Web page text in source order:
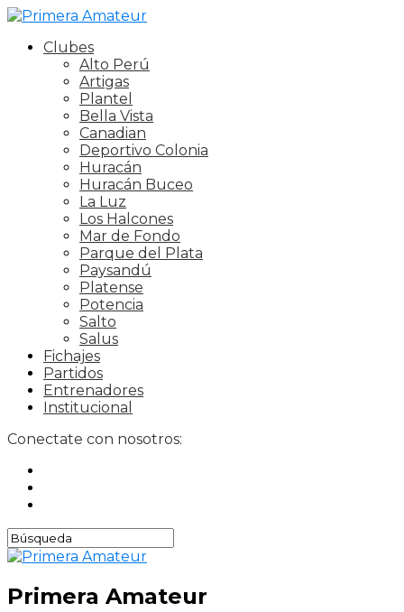
Clubes
Alto Perú
Artigas
Plantel
Bella Vista
Canadian
Deportivo Colonia
Huracán
Huracán Buceo
La Luz
Los Halcones
Mar de Fondo
Parque del Plata
Paysandú
Platense
Potencia
Salto
Salus
Fichajes
Partidos
Entrenadores
Institucional
Conectate con nosotros:
Primera Amateur